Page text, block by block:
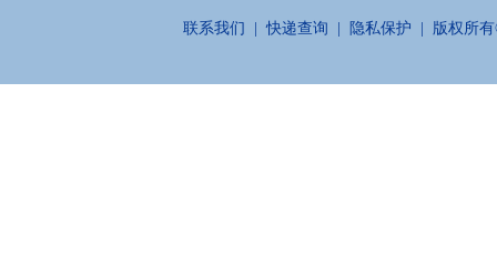
联系我们 |快递查询 隐私保护 | 版权所